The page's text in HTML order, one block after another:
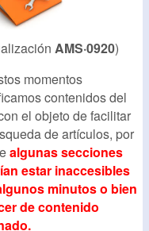
AMS·0920)
momentos
contenidos del
el objeto de facilitar
de artículos, por
algunas secciones
estar inaccesibles
minutos o bien
de contenido